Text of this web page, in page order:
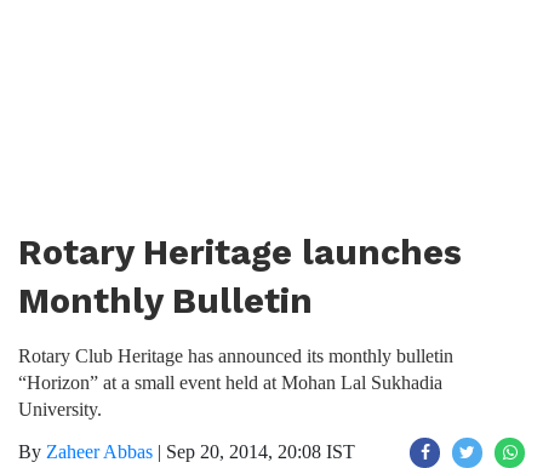
Rotary Heritage launches
Monthly Bulletin
Rotary Club Heritage has announced its monthly bulletin
“Horizon” at a small event held at Mohan Lal Sukhadia
University.
By Zaheer Abbas | Sep 20, 2014, 20:08 IST